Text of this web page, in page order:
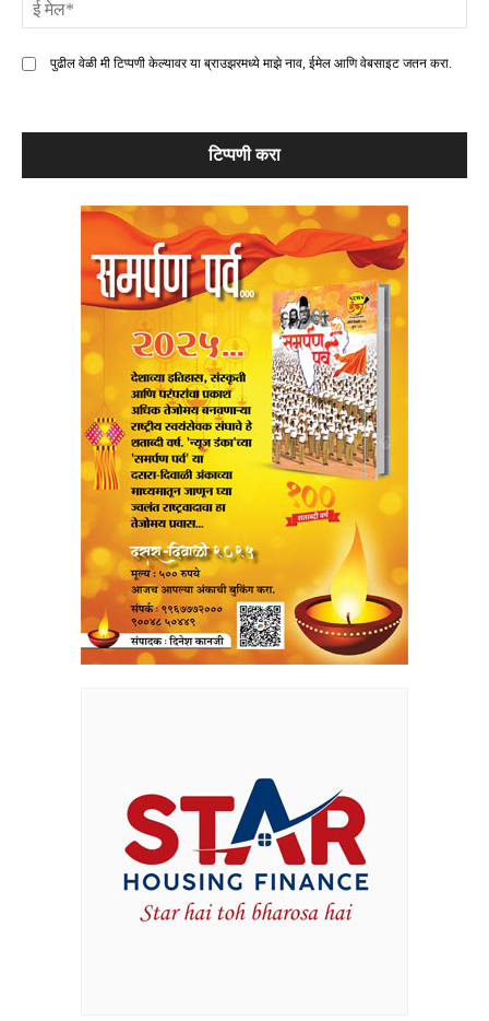
पुढील वेळी मी टिप्पणी केल्यावर या ब्राउझरमध्ये माझे नाव, ईमेल आणि वेबसाइट जतन करा.